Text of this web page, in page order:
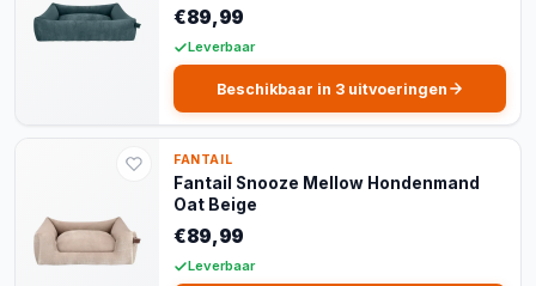
€89,99
Leverbaar
Beschikbaar in 3 uitvoeringen
FANTAIL
Fantail Snooze Mellow Hondenmand
Oat Beige
€89,99
Leverbaar